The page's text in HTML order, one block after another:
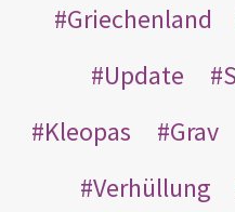
Griechenland
Update
Kleopas
Grav
Verhüllung